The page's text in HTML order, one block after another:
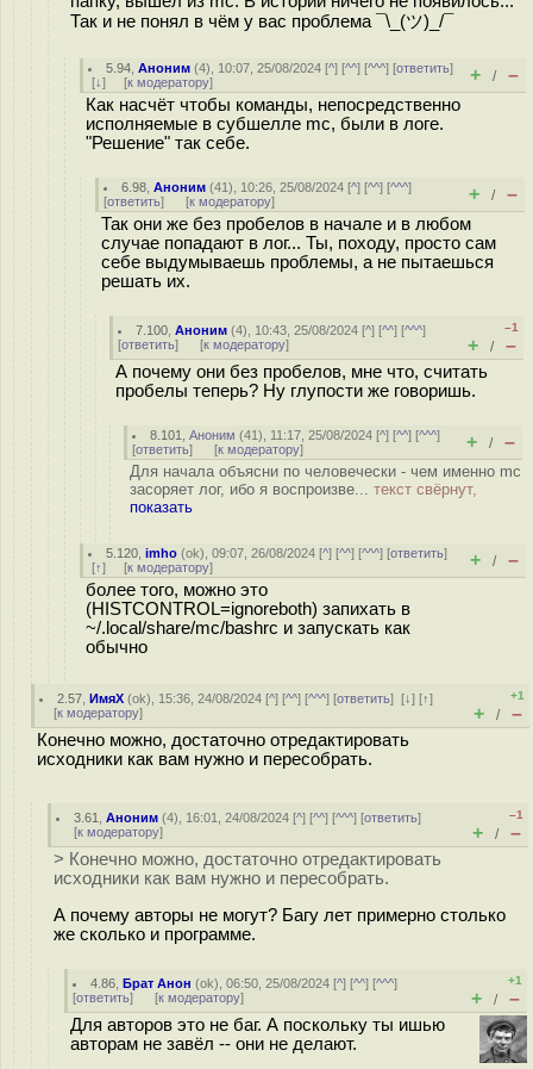
Так и не понял в чём у вас проблема ¯\_(ツ)_/¯
5.94 ,Аноним (4), 10:07, 25/08/2024 [^] [^^] [^^^] [ответить]
[↓] [к модератору] + / –
Как насчёт чтобы команды, непосредственно
исполняемые в субшелле mc, были в логе.
"Решение" так себе.
6.98 ,Аноним (41), 10:26, 25/08/2024 [^] [^^] [^^^]
[ответить] [к модератору] + / –
Так они же без пробелов в начале и в любом
случае попадают в лог... Ты, походу, просто сам
себе выдумываешь проблемы, а не пытаешься
решать их.
7.100 ,Аноним (4), 10:43, 25/08/2024 [^] [^^] [^^^]
[ответить] [к модератору]
–1
+ / –
А почему они без пробелов, мне что, считать
пробелы теперь? Ну глупости же говоришь.
8.101 ,Аноним (41), 11:17, 25/08/2024 [^] [^^] [^^^]
[ответить] [к модератору] + / –
Для начала объясни по человечески - чем именно mc
засоряет лог, ибо я воспроизве... текст свёрнут,
показать
5.120 ,imho (ok), 09:07, 26/08/2024 [^] [^^] [^^^] [ответить]
[↑] [к модератору] + / –
более того, можно это
(HISTCONTROL=ignoreboth) запихать в
~/.local/share/mc/bashrc и запускать как
обычно
2.57 ,ИмяХ (ok), 15:36, 24/08/2024 [^] [^^] [^^^] [ответить][↓] [↑]
[к модератору]
+1
+ / –
Конечно можно, достаточно отредактировать
исходники как вам нужно и пересобрать.
3.61 ,Аноним (4), 16:01, 24/08/2024 [^] [^^] [^^^] [ответить]
[к модератору]
–1
+ / –
> Конечно можно, достаточно отредактировать
исходники как вам нужно и пересобрать.
А почему авторы не могут? Багу лет примерно столько
же сколько и программе.
4.86 ,Брат Анон (ok), 06:50, 25/08/2024 [^] [^^] [^^^]
[ответить] [к модератору]
+1
+ / –
Для авторов это не баг. А поскольку ты ишью
авторам не завёл -- они не делают.